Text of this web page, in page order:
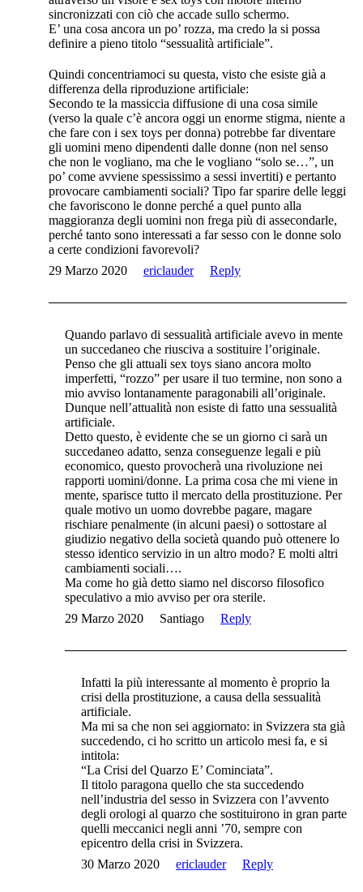
sincronizzati con ciò che accade sullo schermo.
E’ una cosa ancora un po’ rozza, ma credo la si possa
definire a pieno titolo “sessualità artificiale”.
Quindi concentriamoci su questa, visto che esiste già a
differenza della riproduzione artificiale:
Secondo te la massiccia diffusione di una cosa simile
(verso la quale c’è ancora oggi un enorme stigma, niente a
che fare con i sex toys per donna) potrebbe far diventare
gli uomini meno dipendenti dalle donne (non nel senso
che non le vogliano, ma che le vogliano “solo se…”, un
po’ come avviene spessissimo a sessi invertiti) e pertanto
provocare cambiamenti sociali? Tipo far sparire delle leggi
che favoriscono le donne perché a quel punto alla
maggioranza degli uomini non frega più di assecondarle,
perché tanto sono interessati a far sesso con le donne solo
a certe condizioni favorevoli?
29 Marzo 2020
ericlauder Reply
Quando parlavo di sessualità artificiale avevo in mente
un succedaneo che riusciva a sostituire l’originale.
Penso che gli attuali sex toys siano ancora molto
imperfetti, “rozzo” per usare il tuo termine, non sono a
mio avviso lontanamente paragonabili all’originale.
Dunque nell’attualità non esiste di fatto una sessualità
artificiale.
Detto questo, è evidente che se un giorno ci sarà un
succedaneo adatto, senza conseguenze legali e più
economico, questo provocherà una rivoluzione nei
rapporti uomini/donne. La prima cosa che mi viene in
mente, sparisce tutto il mercato della prostituzione. Per
quale motivo un uomo dovrebbe pagare, magare
rischiare penalmente (in alcuni paesi) o sottostare al
giudizio negativo della società quando può ottenere lo
stesso identico servizio in un altro modo? E molti altri
cambiamenti sociali….
Ma come ho già detto siamo nel discorso filosofico
speculativo a mio avviso per ora sterile.
29 Marzo 2020
Santiago Reply
Infatti la più interessante al momento è proprio la
crisi della prostituzione, a causa della sessualità
artificiale.
Ma mi sa che non sei aggiornato: in Svizzera sta già
succedendo, ci ho scritto un articolo mesi fa, e si
intitola:
“La Crisi del Quarzo E’ Cominciata”.
Il titolo paragona quello che sta succedendo
nell’industria del sesso in Svizzera con l’avvento
degli orologi al quarzo che sostituirono in gran parte
quelli meccanici negli anni ’70, sempre con
epicentro della crisi in Svizzera.
30 Marzo 2020
ericlauder Reply